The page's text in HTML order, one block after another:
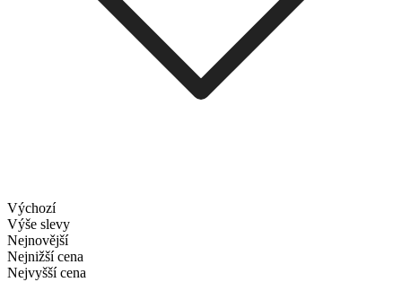
Výchozí
Výše slevy
Nejnovější
Nejnižší cena
Nejvyšší cena